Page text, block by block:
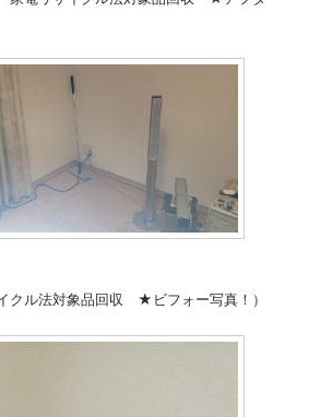
クル法対象品回収 ★ビフォー写真！）